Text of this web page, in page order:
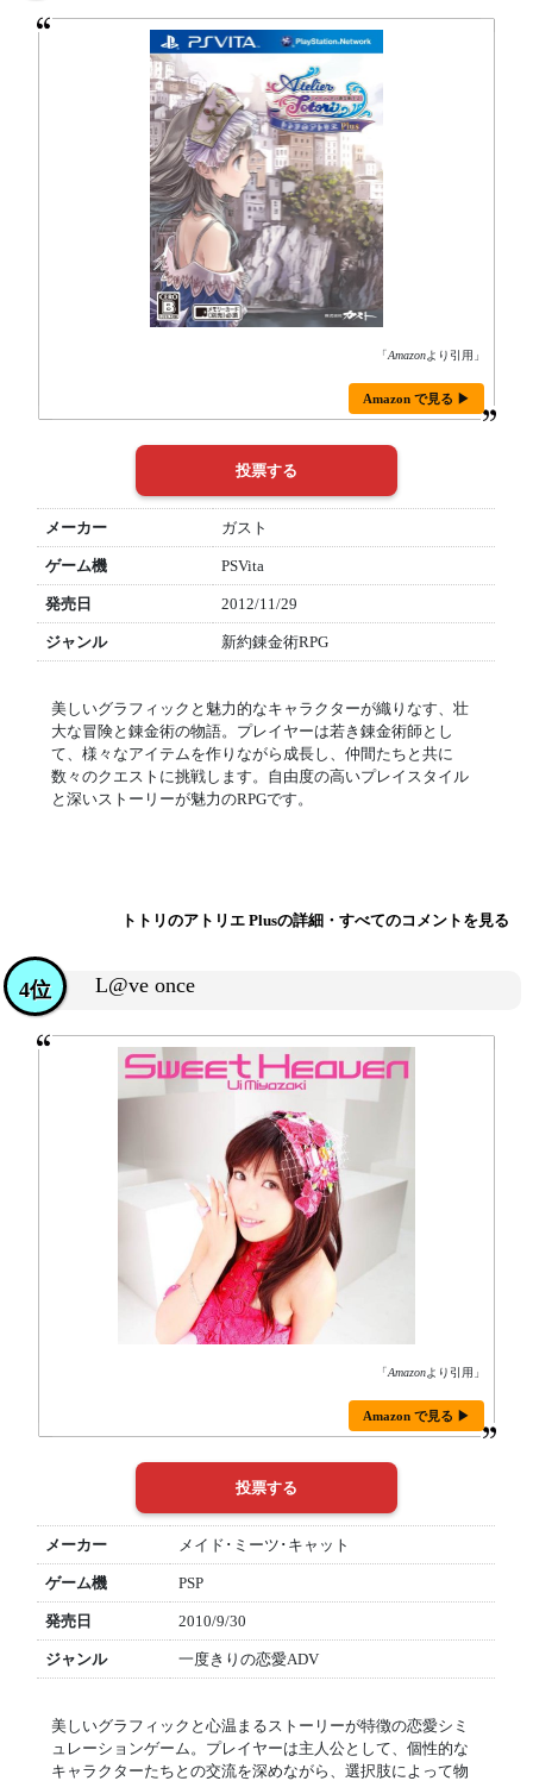
「Amazonより引用」
Amazon で見る ▶
メーカー ガスト
ゲーム機 PSVita
発売日 2012/11/29
ジャンル 新約錬金術RPG
美しいグラフィックと魅力的なキャラクターが織りなす、壮
大な冒険と錬金術の物語。プレイヤーは若き錬金術師とし
て、様々なアイテムを作りながら成長し、仲間たちと共に
数々のクエストに挑戦します。自由度の高いプレイスタイル
と深いストーリーが魅力のRPGです。
トトリのアトリエ Plusの詳細・すべてのコメントを見る
L@ve once
4位
「Amazonより引用」
Amazon で見る ▶
メーカー メイド･ミーツ･キャット
ゲーム機 PSP
発売日 2010/9/30
ジャンル 一度きりの恋愛ADV
美しいグラフィックと心温まるストーリーが特徴の恋愛シミ
ュレーションゲーム。プレイヤーは主人公として、個性的な
キャラクターたちとの交流を深めながら、選択肢によって物